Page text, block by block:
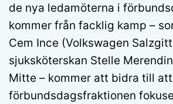
de nya ledamöterna i
kommer från facklig kamp –
Cem Ince (Volkswagen
sjuksköterskan Stelle
Mitte – kommer att bidra till
förbundsdagsfraktionen